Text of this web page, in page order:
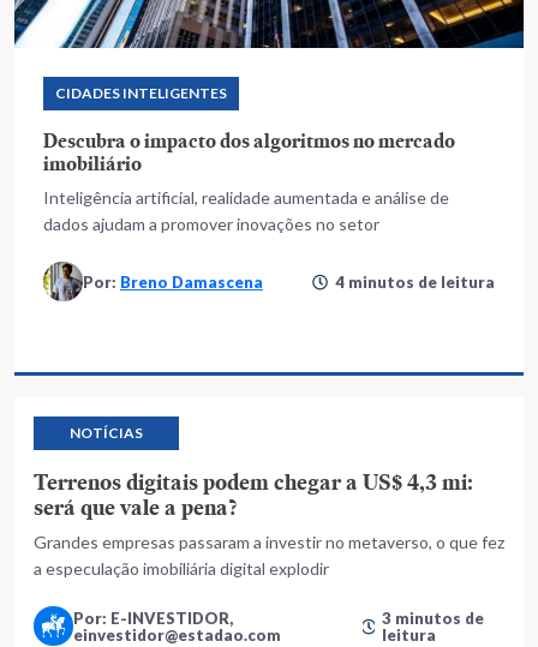
CIDADES INTELIGENTES
Descubra o impacto dos algoritmos no mercado
imobiliário
Inteligência artificial, realidade aumentada e análise de
dados ajudam a promover inovações no setor
Por: Breno Damascena 4 minutos de leitura
NOTÍCIAS
Terrenos digitais podem chegar a US$ 4,3 mi:
será que vale a pena?
Grandes empresas passaram a investir no metaverso, o que fez
a especulação imobiliária digital explodir
Por: E-INVESTIDOR,
einvestidor@estadao.com
3 minutos de
leitura